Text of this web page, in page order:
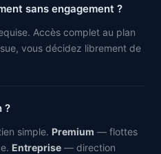
sans engagement ?
Accès complet au plan
vous décidez librement de
?
simple. Premium — flottes
Entreprise — direction